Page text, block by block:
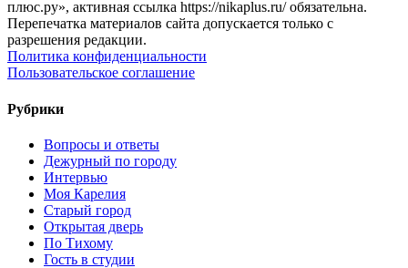
плюс.ру», активная ссылка https://nikaplus.ru/ обязательна.
Перепечатка материалов сайта допускается только с
разрешения редакции.
Политика конфиденциальности
Пользовательское соглашение
Рубрики
Вопросы и ответы
Дежурный по городу
Интервью
Моя Карелия
Старый город
Открытая дверь
По Тихому
Гость в студии